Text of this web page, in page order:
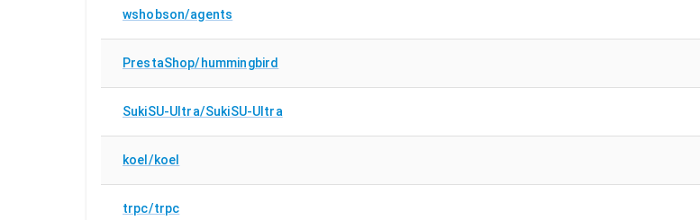
wshobson/agents
PrestaShop/hummingbird
SukiSU-Ultra/SukiSU-Ultra
koel/koel
trpc/trpc